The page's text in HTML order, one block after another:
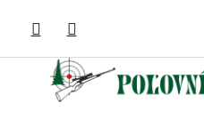
obsah